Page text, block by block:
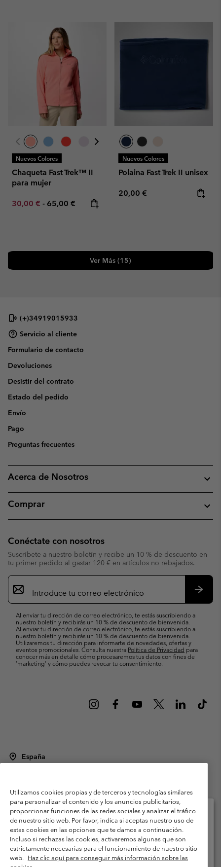
Nuevos Colores
Chaqueta Fast Trek™ II
para mujer
Minimum sale price:
30,00 € - Maximum price:
65,00 €
Nuevos Colores
Polaina Fast Trek II unisex
Regular price:
20,00 €
Ver Más (15)
(+)34919015933
Servicio al cliente
Formulario de contacto
Devoluciones
Desistir del contrato
Estado del pedido
Envío
Pago
Preguntas frecuentes
Acerca de Nosotros
Comprar
Conéctate con nosotros
Suscríbete a nuestro boletín y recibe un 10 % de descuento en
tu primer pedido al gastar 120 € en artículos no rebajados.
Suscripción
de
correo
Al enviar tu dirección de correo electrónico, te estás suscribiendo a
nuestro boletín y recibirás un 10 % de descuento de bienvenida.
Al enviar tu dirección de correo electrónico, te estás suscribiendo a
nuestro boletín y recibirás un 10 % de descuento de bienvenida.
Utilizaremos tu dirección para informarte de novedades, ofertas y
eventos promocionales. Consulta nuestra Política de Privacidad para
conocer más en detalle cómo procesaremos tus datos con fines de
’marketing’ y cómo puedes revocar tu consentimiento.
España
Condiciones de uso
Terminos de Venta
Garantía
Política de Privacidad
Términos y condiciones del programa de miembros
Términos De Uso Del Contenido Generado Por Los Usuarios
Impressum
Cookies Public CBCR
Utilizamos cookies propias y de terceros y tecnologías similares
para personalizar el contenido y los anuncios publicitarios,
proporcionar funciones de las redes sociales y analizar el tráfico
de nuestro sitio web. Por favor, indica si aceptas nuestro uso de
estas cookies en las opciones que te damos a continuación.
Incluso si rechazas las cookies, activaremos algunas que son
estrictamente necesarias para el funcionamiento de nuestro sitio
web. Haz clic aquí para conseguir más información sobre las
Selecciona tu país e idioma envío
Compras en línea disponibles